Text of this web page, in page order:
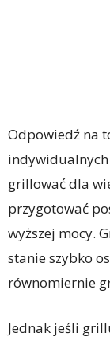
Odpowiedź na
grillować dla
przygotować
wyższej mocy.
stanie szybko
równomiernie
Jednak jeśli